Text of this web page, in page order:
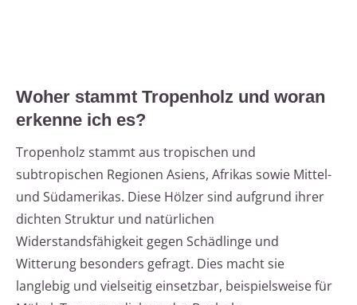
Woher stammt Tropenholz und woran
erkenne ich es?
Tropenholz stammt aus tropischen und
subtropischen Regionen Asiens, Afrikas sowie Mittel-
und Südamerikas. Diese Hölzer sind aufgrund ihrer
dichten Struktur und natürlichen
Widerstandsfähigkeit gegen Schädlinge und
Witterung besonders gefragt. Dies macht sie
langlebig und vielseitig einsetzbar, beispielsweise für